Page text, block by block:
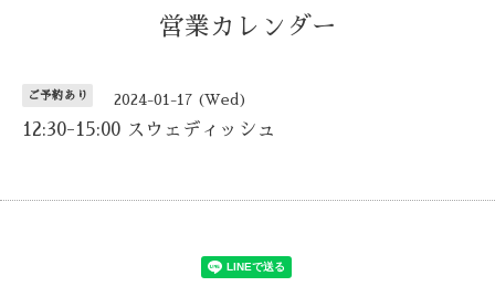
営業カレンダー
ご予約あり 2024-01-17 (Wed)
12:30-15:00 スウェディッシュ